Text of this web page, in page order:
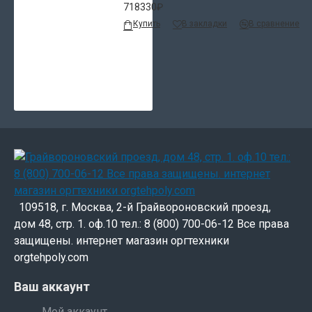
• Экономичный вариант гравировального
управления производствен­ными процессами
автоматической фокусировки, который
монтируется и демонтируется (при не­
обходимости) одним движением руки
• Встроенная система SmartBOX, позволяющая
удерживать мельчайшие детали с полостью для
сбора отходов
(доступно только для моделей
версии Full)
• DC Servo двигатель, обеспечивающий высокое
718330₽
Купить В закладки В сравнение
109518, г. Москва, 2-й Грайвороновский проезд,
дом 48, стр. 1. оф.10 тел.: 8 (800) 700-06-12 Все права
защищены. интернет магазин оргтехники
orgtehpoly.com
Ваш аккаунт